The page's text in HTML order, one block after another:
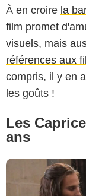
À en croire la
film promet
visuels, mais
références aux
compris, il y en
les goûts !
Les
ans
Michael CROTTO